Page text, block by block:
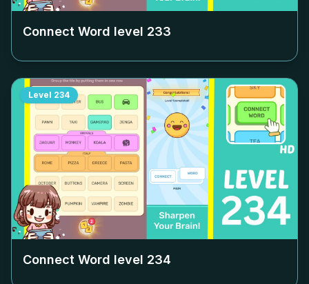
Connect Word level 233
Level 234
Connect Word level 234